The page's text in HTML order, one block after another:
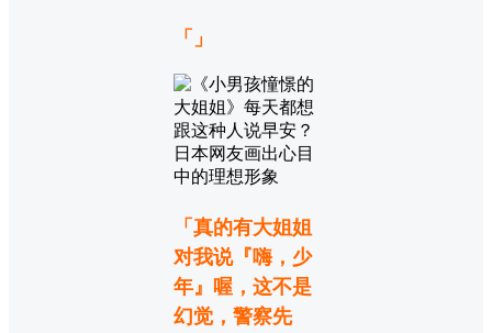
「」
「真的有大姐姐
对我说『嗨，少
年』喔，这不是
幻觉，警察先